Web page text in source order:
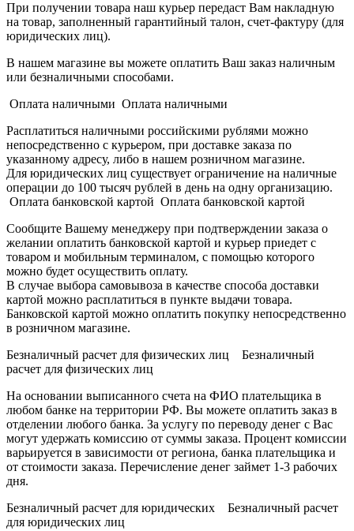
При получении товара наш курьер передаст Вам накладную
на товар, заполненный гарантийный талон, счет-фактуру (для
юридических лиц).
В нашем магазине вы можете оплатить Ваш заказ наличным
или безналичными способами.
Оплата наличными Оплата наличными
Расплатиться наличными российскими рублями можно
непосредственно с курьером, при доставке заказа по
указанному адресу, либо в нашем розничном магазине.
Для юридических лиц существует ограничение на наличные
операции до 100 тысяч рублей в день на одну организацию.
Оплата банковской картой Оплата банковской картой
Сообщите Вашему менеджеру при подтверждении заказа о
желании оплатить банковской картой и курьер приедет с
товаром и мобильным терминалом, с помощью которого
можно будет осуществить оплату.
В случае выбора самовывоза в качестве способа доставки
картой можно расплатиться в пункте выдачи товара.
Банковской картой можно оплатить покупку непосредственно
в розничном магазине.
Безналичный расчет для физических лиц Безналичный
расчет для физических лиц
На основании выписанного счета на ФИО плательщика в
любом банке на территории РФ. Вы можете оплатить заказ в
отделении любого банка. За услугу по переводу денег с Вас
могут удержать комиссию от суммы заказа. Процент комиссии
варьируется в зависимости от региона, банка плательщика и
от стоимости заказа. Перечисление денег займет 1-3 рабочих
дня.
Безналичный расчет для юридических Безналичный расчет
для юридических лиц